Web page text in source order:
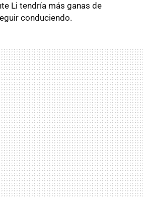
Li tendría más ganas de
conduciendo.